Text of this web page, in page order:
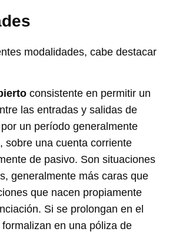
modalidades, cabe destacar
consistente en permitir un
las entradas y salidas de
un período generalmente
sobre una cuenta corriente
de pasivo. Son situaciones
generalmente más caras que
que nacen propiamente
Si se prolongan en el
en una póliza de